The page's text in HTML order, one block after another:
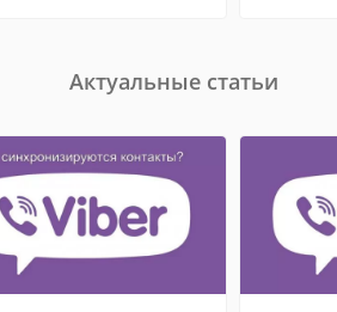
Актуальные статьи